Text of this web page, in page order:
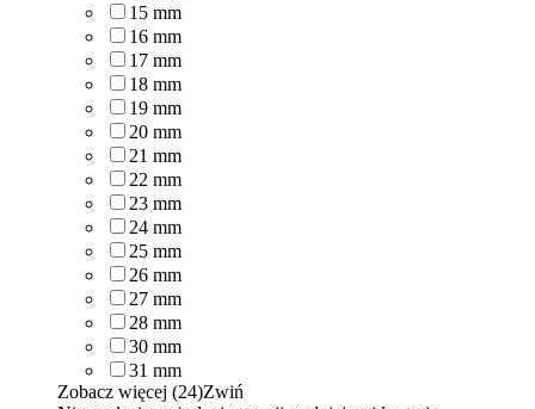
15 mm
16 mm
17 mm
18 mm
19 mm
20 mm
21 mm
22 mm
23 mm
24 mm
25 mm
26 mm
27 mm
28 mm
30 mm
31 mm
Zobacz więcej (24)Zwiń